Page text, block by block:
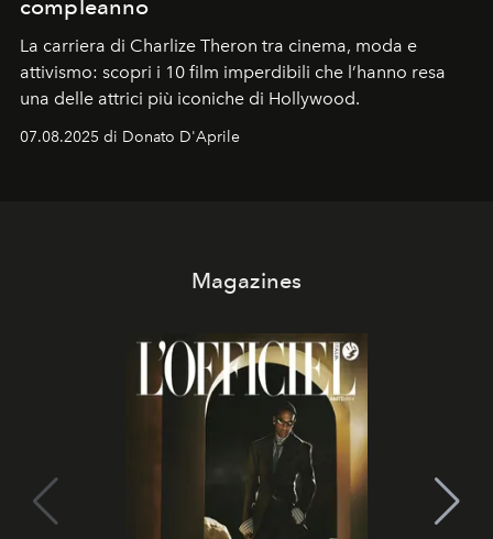
compleanno
La carriera di Charlize Theron tra cinema, moda e
attivismo: scopri i 10 film imperdibili che l’hanno resa
una delle attrici più iconiche di Hollywood.
07.08.2025 di Donato D'Aprile
Magazines